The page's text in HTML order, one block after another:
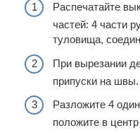
Распечатайте
частей: 4 части
туловища,
При вырезании
припуски на швы.
Разложите 4
положите в